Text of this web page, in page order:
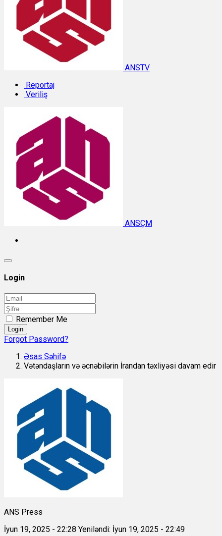
ANSTV
Reportaj
Veriliş
ANSÇM
Login
Remember Me
Login
Forgot Password?
Əsas Səhifə
Vətəndaşların və əcnəbilərin İrandan təxliyəsi davam edir
ANS Press
İyun 19, 2025 - 22:28 Yeniləndi: İyun 19, 2025 - 22:49